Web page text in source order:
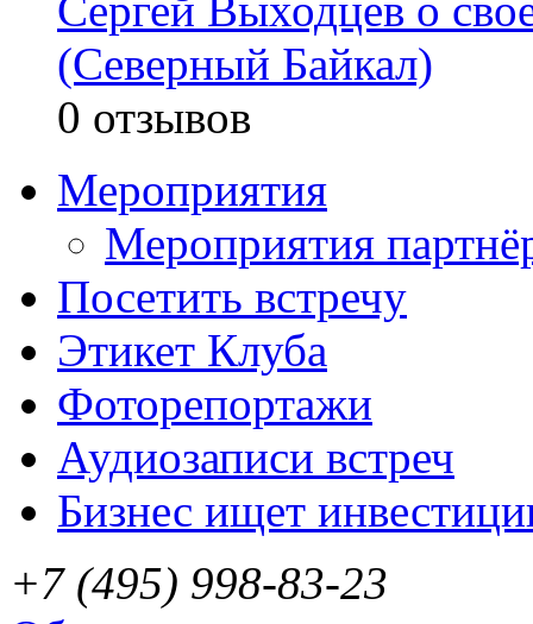
Сергей Выходцев о
(Северный Байкал)
0 отзывов
Мероприятия
Мероприятия
Посетить встречу
Этикет Клуба
Фоторепортажи
Аудиозаписи встреч
Бизнес ищет
+7 (495) 998-83-23